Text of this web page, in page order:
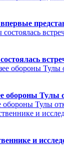
обороны Тулы
Тулы
и